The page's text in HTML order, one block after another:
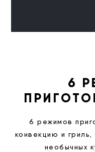
6
6 режимов
конвекцию и
необычных